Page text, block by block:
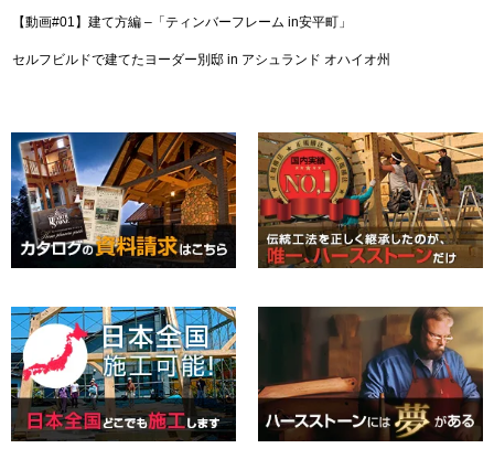
【動画#01】建て方編 –「ティンバーフレーム in安平町」
セルフビルドで建てたヨーダー別邸 in アシュランド オハイオ州